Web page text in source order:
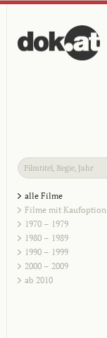
alle Filme
Filme mit Kaufoption
1970 – 1979
1980 – 1989
1990 – 1999
2000 – 2009
ab 2010